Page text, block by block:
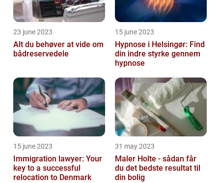
23 june 2023
Alt du behøver at vide om
bådreservedele
15 june 2023
Hypnose i Helsingør: Find
din indre styrke gennem
hypnose
15 june 2023
Immigration lawyer: Your
key to a successful
relocation to Denmark
31 may 2023
Maler Holte - sådan får
du det bedste resultat til
din bolig